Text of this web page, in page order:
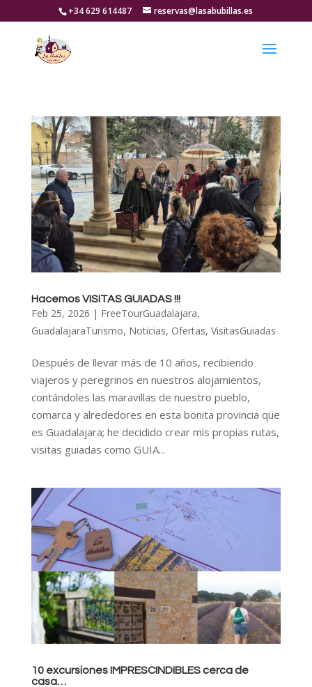
+34 629 614487 reservas@lasabubillas.es
Hacemos VISITAS GUIADAS !!!
Feb 25, 2026 | FreeTourGuadalajara,
GuadalajaraTurismo, Noticias, Ofertas, VisitasGuiadas
Después de llevar más de 10 años, recibiendo
viajeros y peregrinos en nuestros alojamientos,
contándoles las maravillas de nuestro pueblo,
comarca y alrededores en esta bonita provincia que
es Guadalajara; he decidido crear mis propias rutas,
visitas guiadas como GUIA...
10 excursiones IMPRESCINDIBLES cerca de
casa…